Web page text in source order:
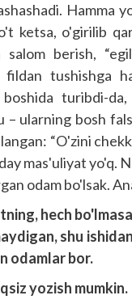
Hamma
ketsa, o'girilib
berish,
tushishga
turibdi-
– ularning bosh
“O'zini
mas'uliyat yo'q.
odam bo'lsak.
hech
shu
odamlar bor.
yozish mumkin.